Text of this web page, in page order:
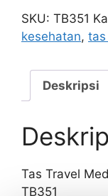
Medis
Tas
P3K
Kode
TB351
SKU: TB351
kesehatan, tas
Deskripsi
Tas Travel
TB351